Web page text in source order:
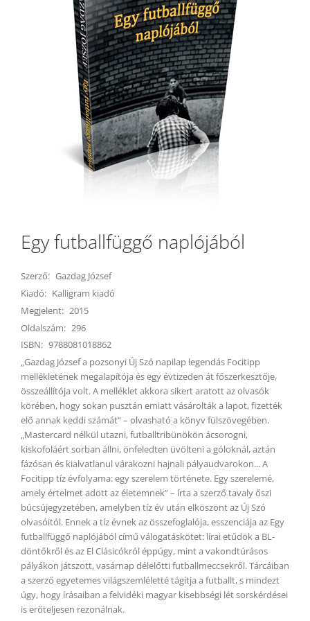
Egy futballfüggő naplójából
Szerző: Gazdag József
Kiadó: Kalligram kiadó
Megjelent: 2015
Oldalszám: 296
ISBN: 9788081018862
„Gazdag József a pozsonyi Új Szó napilap legendás Focitipp
mellékletének megalapítója és egy évtizeden át főszerkesztője,
összeállítója volt. A melléklet akkora sikert aratott az olvasók
körében, hogy sokan pusztán emiatt vásárolták a lapot, fizették
elő annak keddi számát“ – olvasható a könyv fülszövegében.
„Mastercard nélkül utazni, futballtribünökön ácsorogni,
kiskofoláért sorban állni, önfeledten üvölteni a góloknál, aztán
fázósan és kialvatlanul várakozni hajnali pályaudvarokon... A
Focitipp tíz évfolyama: egy szerelem története. Egy szerelemé,
amely értelmet adott az életemnek” – írta a szerző tavaly őszi
búcsújegyzetében, amelyben tíz év után elköszönt az Új Szó
olvasóitól. Ennek a tíz évnek az összefoglalója, esszenciája az Egy
futballfüggő naplójából című válogatáskötet: lírai etűdök a BL-
döntőkről és az El Clásicókról éppúgy, mint a vakondtúrásos
pályákon játszott, vasárnap délelőtti futballmeccsekről. Tárcáiban
a szerző egyetemes világszemléletté tágítja a futballt, s mindezt
úgy, hogy írásaiban a felvidéki magyar kisebbségi lét sorskérdései
is erőteljesen rezonálnak.